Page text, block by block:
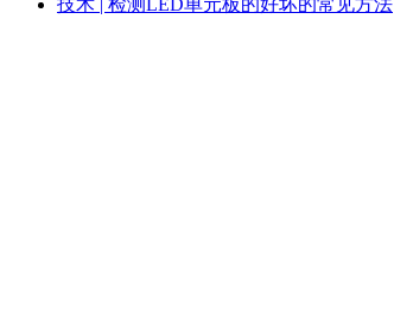
技术 | 检测LED单元板的好坏的常见方法